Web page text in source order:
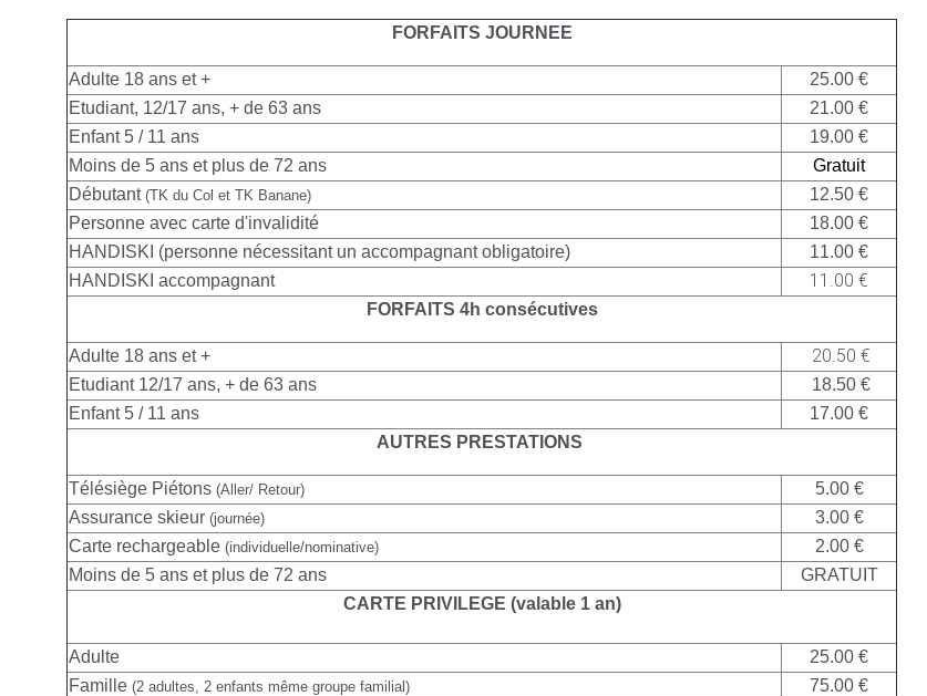
FORFAITS JOURNEE
Adulte 18 ans et +
25.00 €
Etudiant, 12/17 ans, + de 63 ans
21.00 €
Enfant 5 / 11 ans
19.00 €
Moins de 5 ans et plus de 72 ans
Gratuit
Débutant (TK du Col et TK Banane)
12.50 €
Personne avec carte d'invalidité
18.00 €
HANDISKI (personne nécessitant un accompagnant obligatoire)
11.00 €
HANDISKI accompagnant
11.00 €
FORFAITS 4h consécutives
Adulte 18 ans et + 20.50 €
Etudiant 12/17 ans, + de 63 ans
18.50 €
Enfant 5 / 11 ans
17.00 €
AUTRES PRESTATIONS
Télésiège Piétons (Aller/ Retour)
5.00 €
Assurance skieur (journée)
3.00 €
Carte rechargeable (individuelle/nominative)
2.00 €
Moins de 5 ans et plus de 72 ans
GRATUIT
CARTE PRIVILEGE (valable 1 an)
Adulte
25.00 €
Famille (2 adultes, 2 enfants même groupe familial)
75.00 €